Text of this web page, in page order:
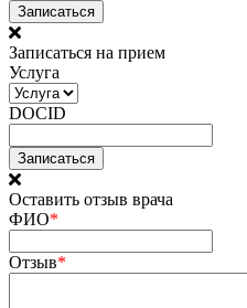
Записаться
Записаться на прием
Услуга
DOCID
Оставить отзыв врача
ФИО*
Отзыв*